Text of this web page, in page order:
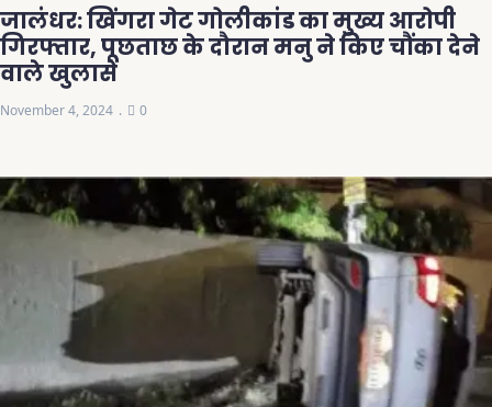
जालंधर: खिंगरा गेट गोलीकांड का मुख्य आरोपी
गिरफ्तार, पूछताछ के दौरान मनु ने किए चौंका देने
वाले खुलासे
November 4, 2024 0